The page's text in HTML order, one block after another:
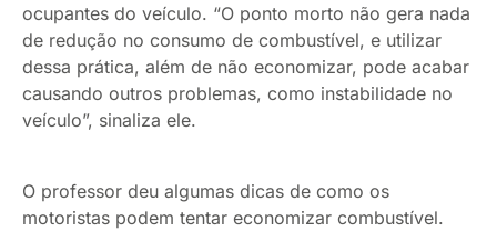
ocupantes do veículo. “O ponto morto não gera nada
de redução no consumo de combustível, e utilizar
dessa prática, além de não economizar, pode acabar
causando outros problemas, como instabilidade no
veículo”, sinaliza ele.
O professor deu algumas dicas de como os
motoristas podem tentar economizar combustível.